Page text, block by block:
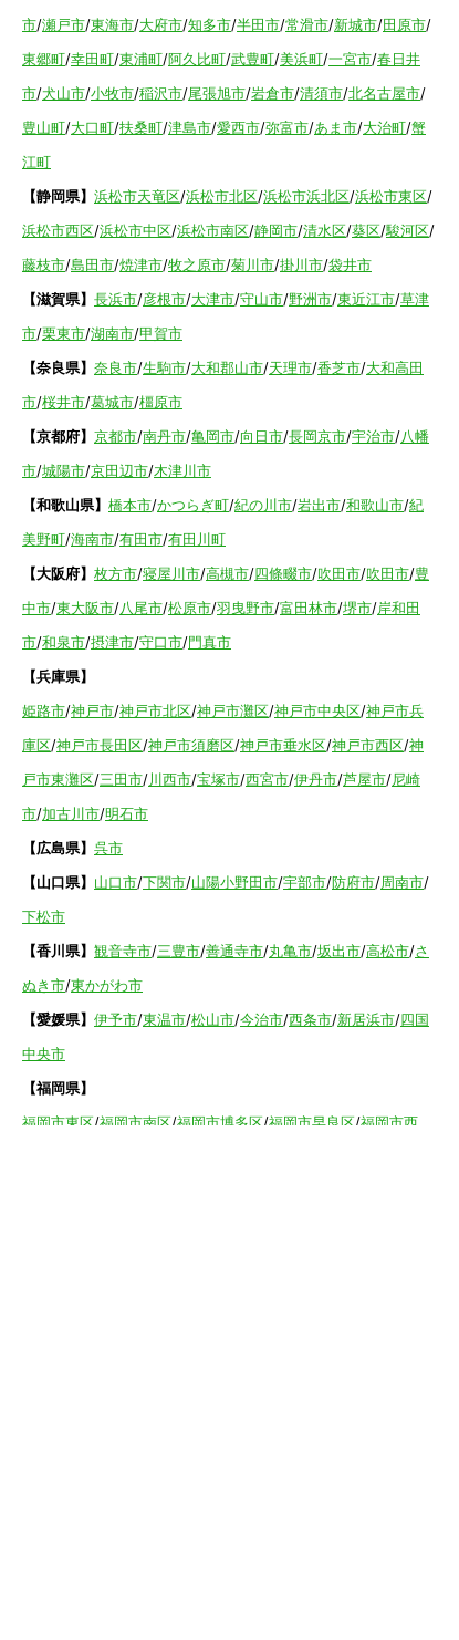
市/瀬戸市/東海市/大府市/知多市/半田市/常滑市/新城市/田原市/
東郷町/幸田町/東浦町/阿久比町/武豊町/美浜町/一宮市/春日井
市/犬山市/小牧市/稲沢市/尾張旭市/岩倉市/清須市/北名古屋市/
豊山町/大口町/扶桑町/津島市/愛西市/弥富市/あま市/大治町/蟹
江町
【静岡県】 浜松市天竜区/浜松市北区/浜松市浜北区/浜松市東区/
浜松市西区/浜松市中区/浜松市南区/静岡市/清水区/葵区/駿河区/
藤枝市/島田市/焼津市/牧之原市/菊川市/掛川市/袋井市
【滋賀県】 長浜市/彦根市/大津市/守山市/野洲市/東近江市/草津
市/栗東市/湖南市/甲賀市
【奈良県】 奈良市/生駒市/大和郡山市/天理市/香芝市/大和高田
市/桜井市/葛城市/橿原市
【京都府】 京都市/南丹市/亀岡市/向日市/長岡京市/宇治市/八幡
市/城陽市/京田辺市/木津川市
【和歌山県】 橋本市/かつらぎ町/紀の川市/岩出市/和歌山市/紀
美野町/海南市/有田市/有田川町
【大阪府】 枚方市/寝屋川市/高槻市/四條畷市/吹田市/吹田市/豊
中市/東大阪市/八尾市/松原市/羽曳野市/富田林市/堺市/岸和田
市/和泉市/摂津市/守口市/門真市
【兵庫県】
姫路市/神戸市/神戸市北区/神戸市灘区/神戸市中央区/神戸市兵
庫区/神戸市長田区/神戸市須磨区/神戸市垂水区/神戸市西区/神
戸市東灘区/三田市/川西市/宝塚市/西宮市/伊丹市/芦屋市/尼崎
市/加古川市/明石市
【広島県】 呉市
【山口県】 山口市/下関市/山陽小野田市/宇部市/防府市/周南市/
下松市
【香川県】 観音寺市/三豊市/善通寺市/丸亀市/坂出市/高松市/さ
ぬき市/東かがわ市
【愛媛県】 伊予市/東温市/松山市/今治市/西条市/新居浜市/四国
中央市
【福岡県】
福岡市東区/福岡市南区/福岡市博多区/福岡市早良区/福岡市西